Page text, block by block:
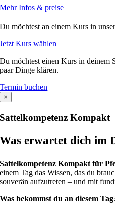
Mehr Infos & preise
Du möchtest an einem Kurs in
Jetzt Kurs wählen
Du möchtest einen Kurs in deinem
paar Dinge klären.
Termin buchen
×
Sattelkompetenz Kompakt
Was erwartet dich im
Sattelkompetenz Kompakt für
einem Tag das Wissen, das du
souverän aufzutreten – und mit
Was bekommst du an diesem